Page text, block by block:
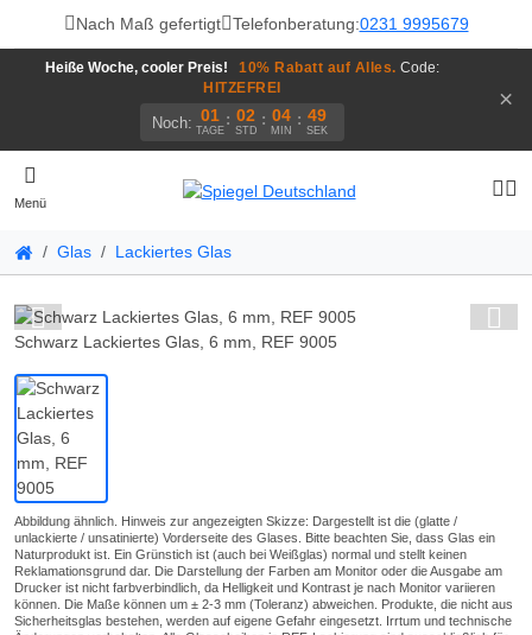
Nach Maß gefertigt Telefonberatung:0231 9995679
Heiße Woche, cooler Preis! 10% Rabatt auf Alles. Code:
HITZEFREI
Noch: 01
TAGE
: 02
STD
: 04
MIN
: 48
SEK
×
Menü
Glas Lackiertes Glas
Schwarz Lackiertes Glas, 6 mm, REF 9005